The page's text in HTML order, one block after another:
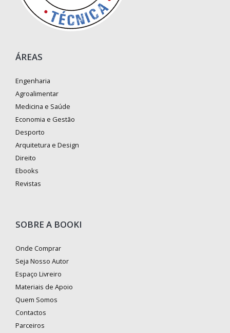
ÁREAS
Engenharia
Agroalimentar
Medicina e Saúde
Economia e Gestão
Desporto
Arquitetura e Design
Direito
Ebooks
Revistas
SOBRE A BOOKI
Onde Comprar
Seja Nosso Autor
Espaço Livreiro
Materiais de Apoio
Quem Somos
Contactos
Parceiros